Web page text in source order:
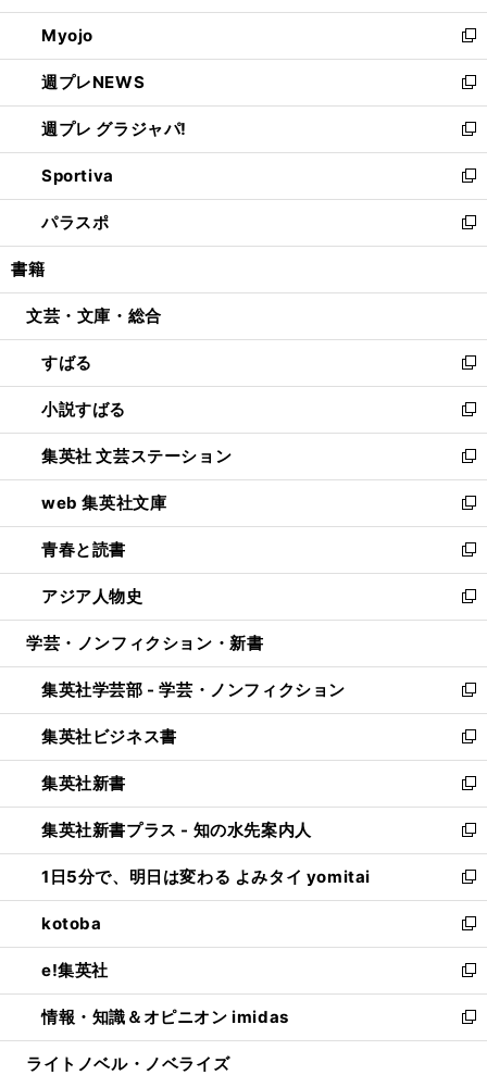
開
く
ウ
で
開
く
ン
ド
ウ
で
開
く
ウ
ィ
ン
ド
ウ
で
開
く
Myojo
新
し
い
ウ
ィ
ン
ド
ウ
で
開
週プレNEWS
新
し
い
ウ
ィ
ン
ド
ウ
開
週プレ グラジャパ!
新
し
い
ウ
ィ
ン
ウ
開
く
Sportiva
新
し
い
ウ
ン
ウ
で
開
く
パラスポ
新
し
ウ
ン
ド
ウ
で
開
く
書籍
文芸・文庫・総合
すばる
新
し
い
ウ
ィ
ン
ド
ウ
で
開
く
小説すばる
新
し
い
ウ
ィ
ン
ド
ウ
で
開
集英社 文芸ステーション
新
し
い
ウ
ィ
ン
ド
ウ
開
く
web 集英社文庫
新
し
い
ウ
ィ
ン
ウ
で
開
く
青春と読書
新
し
い
ウ
ン
ド
ウ
で
開
く
アジア人物史
新
し
ウ
ィ
ン
ド
ウ
で
開
く
学芸・ノンフィクション・新書
集英社学芸部 - 学芸・ノンフィクション
新
し
い
ウ
ィ
ン
ド
ウ
で
開
く
集英社ビジネス書
新
し
い
ウ
ィ
ン
ド
ウ
で
開
く
集英社新書
新
し
い
ウ
ィ
ン
ド
ウ
で
開
く
集英社新書プラス - 知の水先案内人
新
し
い
ウ
ィ
ン
ド
ウ
で
開
1日5分で、明日は変わる よみタイ yomitai
新
し
い
ウ
ィ
ン
ド
ウ
kotoba
新
し
い
ウ
ィ
ン
e!集英社
新
し
い
ウ
情報・知識＆オピニオン imidas
新
し
ライトノベル・ノベライズ